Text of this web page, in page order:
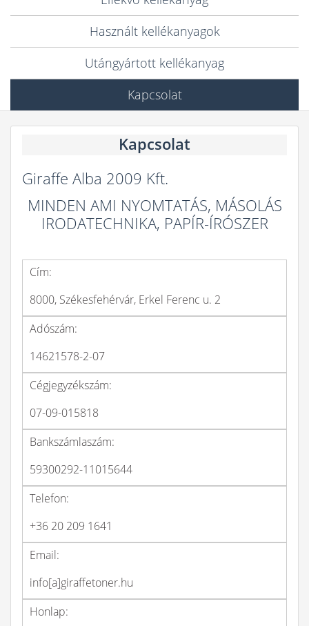
Használt kellékanyagok
Utángyártott kellékanyag
Kapcsolat
Kapcsolat
Giraffe Alba 2009 Kft.
MINDEN AMI NYOMTATÁS, MÁSOLÁS
IRODATECHNIKA, PAPÍR-ÍRÓSZER
Cím:
8000, Székesfehérvár, Erkel Ferenc u. 2
Adószám:
14621578-2-07
Cégjegyzékszám:
07-09-015818
Bankszámlaszám:
59300292-11015644
Telefon:
+36 20 209 1641
Email:
info[a]giraffetoner.hu
Honlap: